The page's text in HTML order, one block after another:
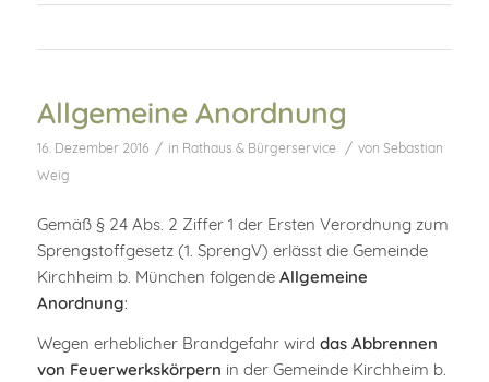
Allgemeine Anordnung
16. Dezember 2016 / in Rathaus & Bürgerservice / von Sebastian
Weig
Gemäß § 24 Abs. 2 Ziffer 1 der Ersten Verordnung zum
Sprengstoffgesetz (1. SprengV) erlässt die Gemeinde
Kirchheim b. München folgende Allgemeine
Anordnung:
Wegen erheblicher Brandgefahr wird das Abbrennen
von Feuerwerkskörpern in der Gemeinde Kirchheim b.